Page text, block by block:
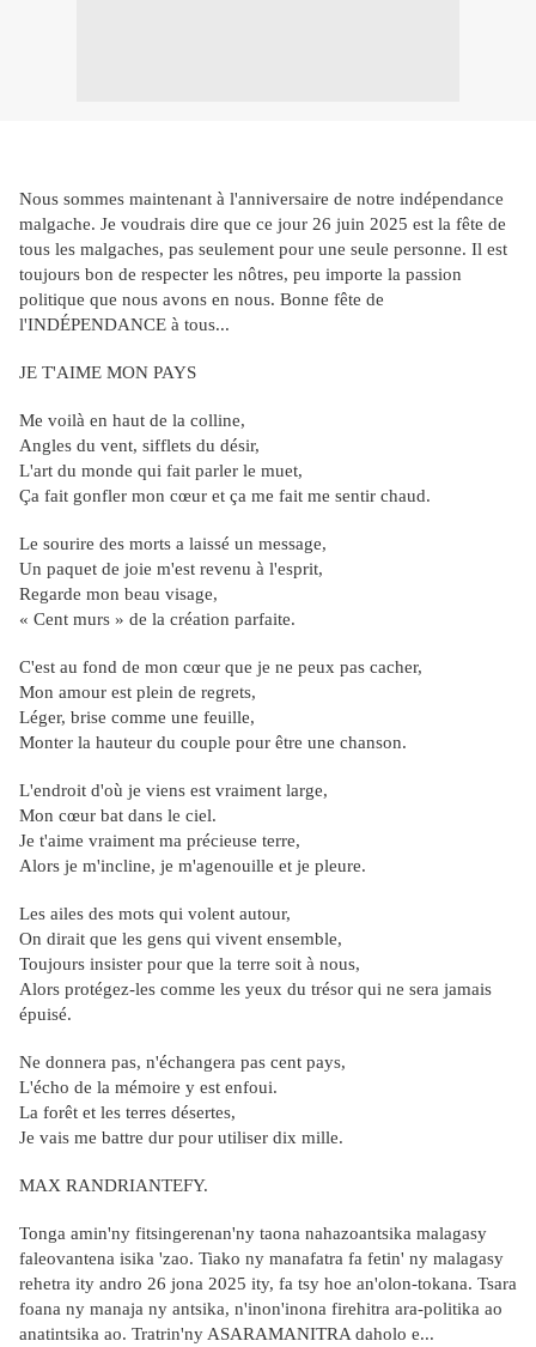
Nous sommes maintenant à l'anniversaire de notre indépendance
malgache. Je voudrais dire que ce jour 26 juin 2025 est la fête de
tous les malgaches, pas seulement pour une seule personne. Il est
toujours bon de respecter les nôtres, peu importe la passion
politique que nous avons en nous. Bonne fête de
l'INDÉPENDANCE à tous...
JE T'AIME MON PAYS
Me voilà en haut de la colline,
Angles du vent, sifflets du désir,
L'art du monde qui fait parler le muet,
Ça fait gonfler mon cœur et ça me fait me sentir chaud.
Le sourire des morts a laissé un message,
Un paquet de joie m'est revenu à l'esprit,
Regarde mon beau visage,
« Cent murs » de la création parfaite.
C'est au fond de mon cœur que je ne peux pas cacher,
Mon amour est plein de regrets,
Léger, brise comme une feuille,
Monter la hauteur du couple pour être une chanson.
L'endroit d'où je viens est vraiment large,
Mon cœur bat dans le ciel.
Je t'aime vraiment ma précieuse terre,
Alors je m'incline, je m'agenouille et je pleure.
Les ailes des mots qui volent autour,
On dirait que les gens qui vivent ensemble,
Toujours insister pour que la terre soit à nous,
Alors protégez-les comme les yeux du trésor qui ne sera jamais
épuisé.
Ne donnera pas, n'échangera pas cent pays,
L'écho de la mémoire y est enfoui.
La forêt et les terres désertes,
Je vais me battre dur pour utiliser dix mille.
MAX RANDRIANTEFY.
Tonga amin'ny fitsingerenan'ny taona nahazoantsika malagasy
faleovantena isika 'zao. Tiako ny manafatra fa fetin' ny malagasy
rehetra ity andro 26 jona 2025 ity, fa tsy hoe an'olon-tokana. Tsara
foana ny manaja ny antsika, n'inon'inona firehitra ara-politika ao
anatintsika ao. Tratrin'ny ASARAMANITRA daholo e...